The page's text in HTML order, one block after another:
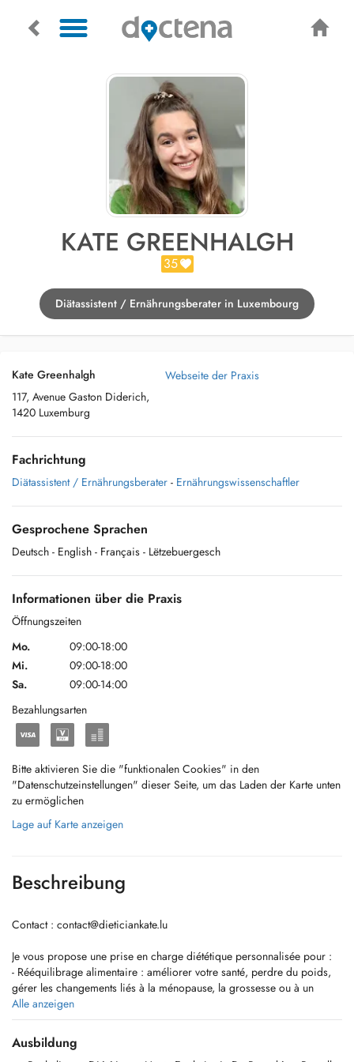
KATE GREENHALGH
35
Diätassistent / Ernährungsberater in Luxembourg
Kate Greenhalgh
117, Avenue Gaston Diderich,
1420 Luxemburg
Webseite der Praxis
Fachrichtung
Diätassistent / Ernährungsberater - Ernährungswissenschaftler
Gesprochene Sprachen
Deutsch - English - Français - Lëtzebuergesch
Informationen über die Praxis
Öffnungszeiten
Mo.
09:00-18:00
Mi.
09:00-18:00
Sa.
09:00-14:00
Bezahlungsarten
Bitte aktivieren Sie die "funktionalen Cookies" in den
"Datenschutzeinstellungen" dieser Seite, um das Laden der Karte unten
zu ermöglichen
Lage auf Karte anzeigen
Beschreibung
Contact : contact@dieticiankate.lu
Je vous propose une prise en charge diététique personnalisée pour :
- Rééquilibrage alimentaire : améliorer votre santé, perdre du poids,
gérer les changements liés à la ménopause, la grossesse ou à un
nouveau mode de vie.
- Régimes adaptés à des pathologies : diabète de type 2 ou diabète
gestationnel, syndrome métabolique, , hypertension artérielle,
ostéoporose, allergies et intolérances alimentaires, maladies
Alle anzeigen
Ausbildung